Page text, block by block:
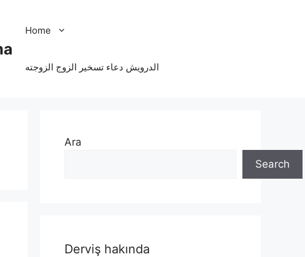
Home
الدرویش دعاء تسخير الزوج الزوجته
Ara
Search
Derviş hakında